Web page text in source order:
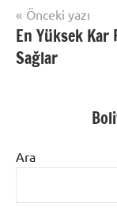
Yazı
gezinmesi
Önceki yazı
En Yüksek Kar
Sağlar
Ara